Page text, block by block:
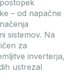
– od napačne
sistemov. Na
za
inverterja,
ustrezal
SUN-15K-
LV 3 phase
SUN-15K-SG05LP3-
SUN-15K-SG05LP3-
37 Kos